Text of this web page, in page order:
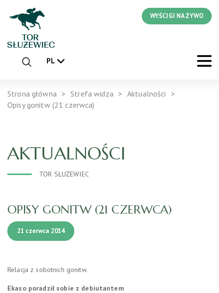
WYŚCIGI NA ŻYWO
PL
Strona główna Strefa widza
Aktualności
Opisy gonitw (21 czerwca)
AKTUALNOŚCI
TOR SŁUŻEWIEC
OPISY GONITW (21 CZERWCA)
21 czerwca 2014
Relacja z sobotnich gonitw.
Ekaso poradził sobie z debiutantem